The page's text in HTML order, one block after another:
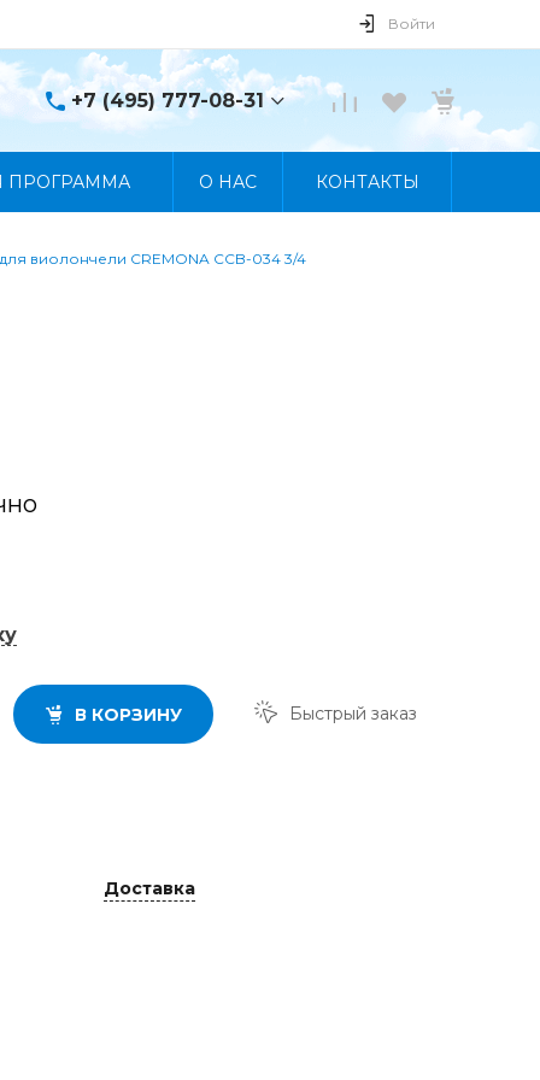
Войти
+7 (495) 777-08-31
+7 (495) 777-08-31
Выходной
ПРОГРАММА О НАС КОНТАКТЫ
виолончели CREMONA CCB-034 3/4
В КОРЗИНУ Быстрый заказ
Доставка